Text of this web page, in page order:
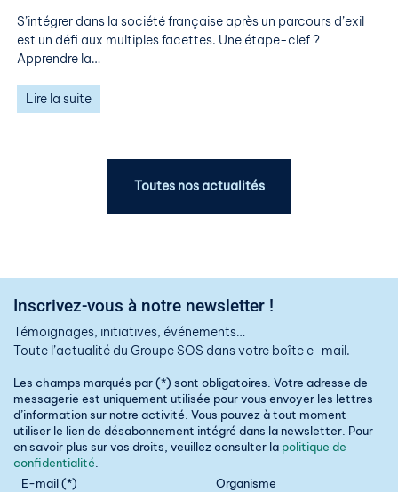
S’intégrer dans la société française après un parcours d’exil
est un défi aux multiples facettes. Une étape-clef ?
Apprendre la…
Lire la suite
Toutes nos actualités
Inscrivez-vous à notre newsletter !
Témoignages, initiatives, événements…
Toute l’actualité du Groupe SOS dans votre boîte e-mail.
Les champs marqués par (*) sont obligatoires. Votre adresse de
messagerie est uniquement utilisée pour vous envoyer les lettres
d’information sur notre activité. Vous pouvez à tout moment
utiliser le lien de désabonnement intégré dans la newsletter. Pour
en savoir plus sur vos droits, veuillez consulter la politique de
confidentialité.
E-mail (*)
Organisme